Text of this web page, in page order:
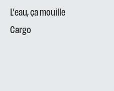
L’eau, ça mouille
Cargo